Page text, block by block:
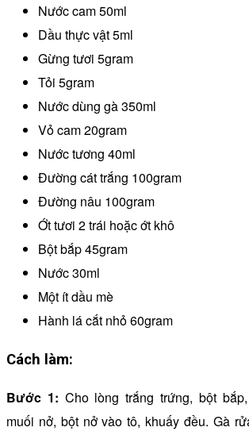
Nước cam 50ml
Dầu thực vật 5ml
Gừng tươi 5gram
Tỏi 5gram
Nước dùng gà 350ml
Vỏ cam 20gram
Nước tương 40ml
Đường cát trắng 100gram
Đường nâu 100gram
Ớt tươi 2 trái hoặc ớt khô
Bột bắp 45gram
Nước 30ml
Một ít dầu mè
Hành lá cắt nhỏ 60gram
Cách làm:
Bước 1: Cho lòng trắng trứng, bột
muối nở, bột nở vào tô, khuấy đều. Gà